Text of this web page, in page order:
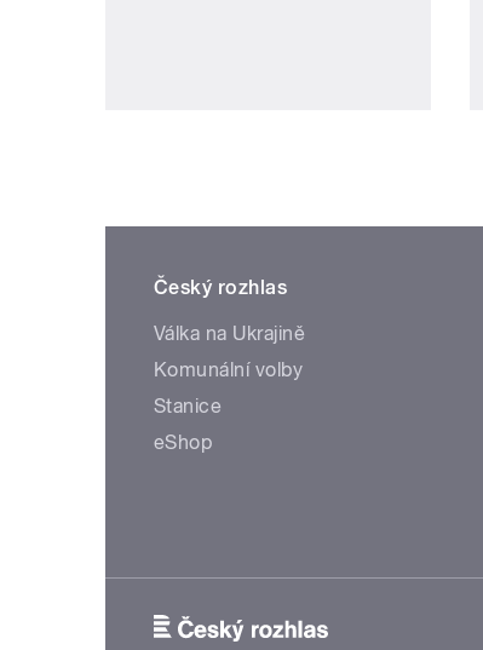
Český rozhlas
Válka na Ukrajině
Komunální volby
Stanice
eShop